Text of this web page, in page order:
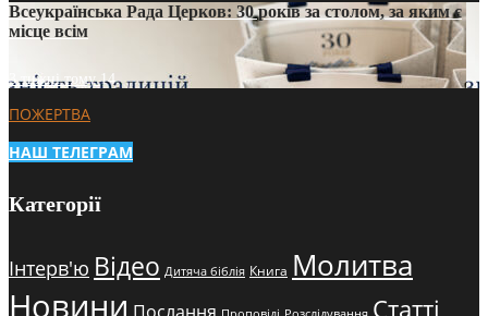
Всеукраїнська Рада Церков: 30 років за столом, за яким є
місце всім
3 тижні тому14
ПОЖЕРТВА
НАШ ТЕЛЕГРАМ
Категорії
Інтерв'ю Відео Дитяча біблія Книга Молитва
Новини